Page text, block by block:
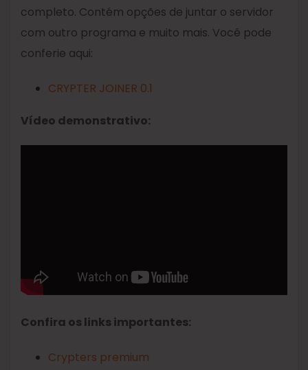
completo. Contém opções de juntar o servidor
com outro programa e muito mais. Você pode
conferie aqui:
CRYPTER JOINER 0.1
Vídeo demonstrativo:
Confira os links importantes:
Crypters premium